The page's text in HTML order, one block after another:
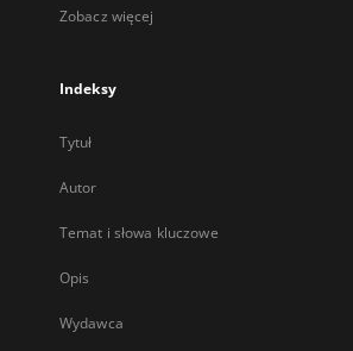
Zobacz więcej
Indeksy
Tytuł
Autor
Temat i słowa kluczowe
Opis
Wydawca